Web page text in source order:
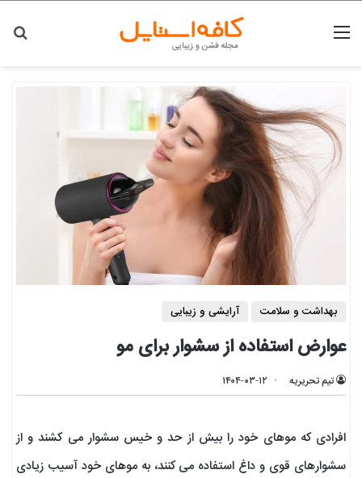
منو
بهداشت و سلامت آرایشی و زیبایی
عوارض استفاده از سشوار برای مو
تیم تحریریه ۱۴۰۴-۰۳-۱۲
افرادی که موهای خود را بیش از حد و خیس سشوار می کشند و از
سشوارهای قوی و داغ استفاده می کنند، به موهای خود آسیب زیادی